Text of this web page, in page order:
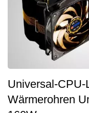
Universal-
Wärmerohren